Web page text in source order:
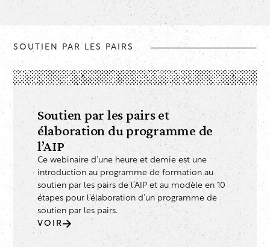
SOUTIEN PAR LES PAIRS
Soutien par les pairs et
élaboration du programme de
l’AIP
Ce webinaire d’une heure et demie est une
introduction au programme de formation au
soutien par les pairs de l’AIP et au modèle en 10
étapes pour l’élaboration d’un programme de
soutien par les pairs.
VOIR